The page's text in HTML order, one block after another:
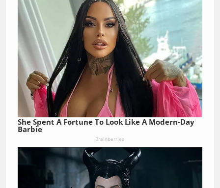
She Spent A Fortune To Look Like A Modern-Day
Barbie
Brainberries